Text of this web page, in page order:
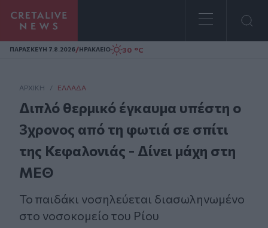
Homepage
ΠΑΡΑΣΚΕΥΗ 7.8.2026/ΗΡΑΚΛΕΙΟ 30 °C
ΑΡΧΙΚΗ / ΕΛΛΆΔΑ
Διπλό θερμικό έγκαυμα υπέστη ο
3χρονος από τη φωτιά σε σπίτι
της Κεφαλονιάς - Δίνει μάχη στη
ΜΕΘ
Το παιδάκι νοσηλεύεται διασωληνωμένο
στο νοσοκομείο του Ρίου